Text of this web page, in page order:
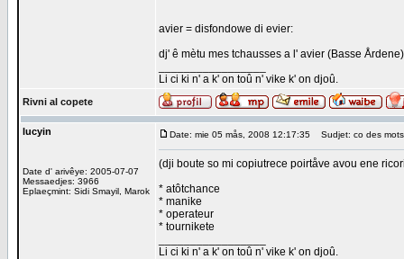
avier = disfondowe di evier:
dj' ê mètu mes tchausses a l' avier (Basse Årdene)
Li ci ki n' a k' on toû n' vike k' on djoû.
Rivni al copete
lucyin
Date d' arivêye: 2005-07-07
Messaedjes: 3966
Eplaeçmint: Sidi Smayil, Marok
Date: mie 05 mås, 2008 12:17:35 Sudjet: co des mots
(dji boute so mi copiutrece poirtåve avou ene
* atôtchance
* manike
* operateur
* tournikete
Li ci ki n' a k' on toû n' vike k' on djoû.